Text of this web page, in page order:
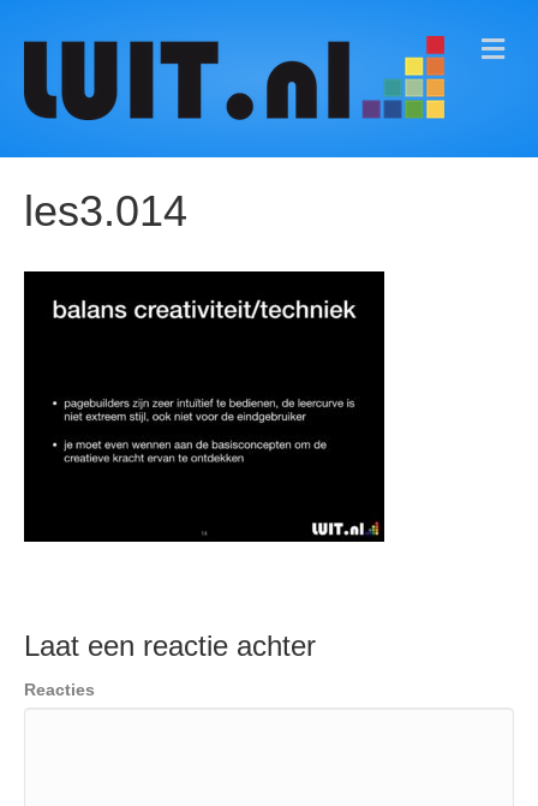
M
E
les3.014
Laat een reactie achter
Reacties